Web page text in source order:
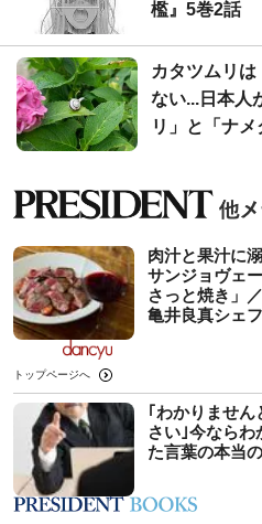
檻』5巻2話
カタツムリ
ない...日本人
リ」と「ナ
肉汁と果汁に
サンジョヴェ
さっと焼き」
亀井良真シェ
トップページへ
｢わかりませ
さい｣今なら
た言葉の本当